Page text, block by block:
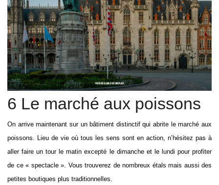
6 Le marché aux poissons
On arrive maintenant sur un bâtiment distinctif qui abrite le marché aux
poissons. Lieu de vie où tous les sens sont en action, n’hésitez pas à
aller faire un tour le matin excepté le dimanche et le lundi pour profiter
de ce « spectacle ». Vous trouverez de nombreux étals mais aussi des
petites boutiques plus traditionnelles.